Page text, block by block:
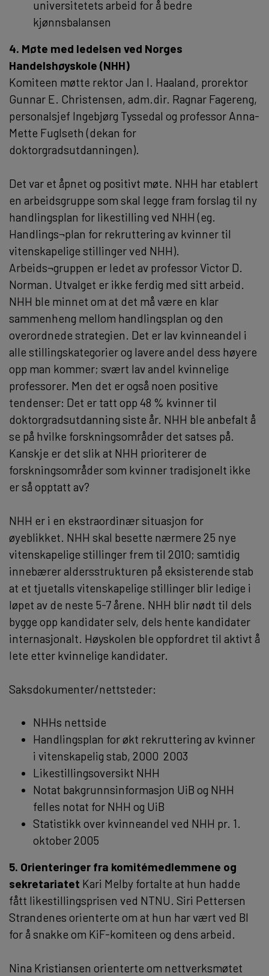
universitetets arbeid for å bedre
kjønnsbalansen
4. Møte med ledelsen ved Norges
Handelshøyskole (NHH)
Komiteen møtte rektor Jan I. Haaland, prorektor
Gunnar E. Christensen, adm.dir. Ragnar Fagereng,
personalsjef Ingebjørg Tyssedal og professor Anna-
Mette Fuglseth (dekan for
doktorgradsutdanningen).
Det var et åpnet og positivt møte. NHH har etablert
en arbeidsgruppe som skal legge fram forslag til ny
handlingsplan for likestilling ved NHH (eg.
Handlings¬plan for rekruttering av kvinner til
vitenskapelige stillinger ved NHH).
Arbeids¬gruppen er ledet av professor Victor D.
Norman. Utvalget er ikke ferdig med sitt arbeid.
NHH ble minnet om at det må være en klar
sammenheng mellom handlingsplan og den
overordnede strategien. Det er lav kvinneandel i
alle stillingskategorier og lavere andel dess høyere
opp man kommer; svært lav andel kvinnelige
professorer. Men det er også noen positive
tendenser: Det er tatt opp 48 % kvinner til
doktorgradsutdanning siste år. NHH ble anbefalt å
se på hvilke forskningsområder det satses på.
Kanskje er det slik at NHH prioriterer de
forskningsområder som kvinner tradisjonelt ikke
er så opptatt av?
NHH er i en ekstraordinær situasjon for
øyeblikket. NHH skal besette nærmere 25 nye
vitenskapelige stillinger frem til 2010; samtidig
innebærer aldersstrukturen på eksisterende stab
at et tjuetalls vitenskapelige stillinger blir ledige i
løpet av de neste 5-7 årene. NHH blir nødt til dels
bygge opp kandidater selv, dels hente kandidater
internasjonalt. Høyskolen ble oppfordret til aktivt å
lete etter kvinnelige kandidater.
Saksdokumenter/nettsteder:
NHHs nettside
Handlingsplan for økt rekruttering av kvinner
i vitenskapelig stab, 2000  2003
Likestillingsoversikt NHH
Notat bakgrunnsinformasjon UiB og NHH 
felles notat for NHH og UiB
Statistikk over kvinneandel ved NHH pr. 1.
oktober 2005
5. Orienteringer fra komitémedlemmene og
sekretariatet Kari Melby fortalte at hun hadde
fått likestillingsprisen ved NTNU. Siri Pettersen
Strandenes orienterte om at hun har vært ved BI
for å snakke om KiF-komiteen og dens arbeid.
Nina Kristiansen orienterte om nettverksmøtet